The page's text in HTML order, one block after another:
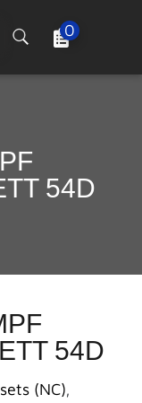
0
54D
54D
(NC),